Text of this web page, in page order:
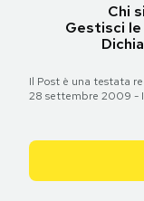
Chi
Gestisci
Il Post è una testata
28 settembre 2009 -